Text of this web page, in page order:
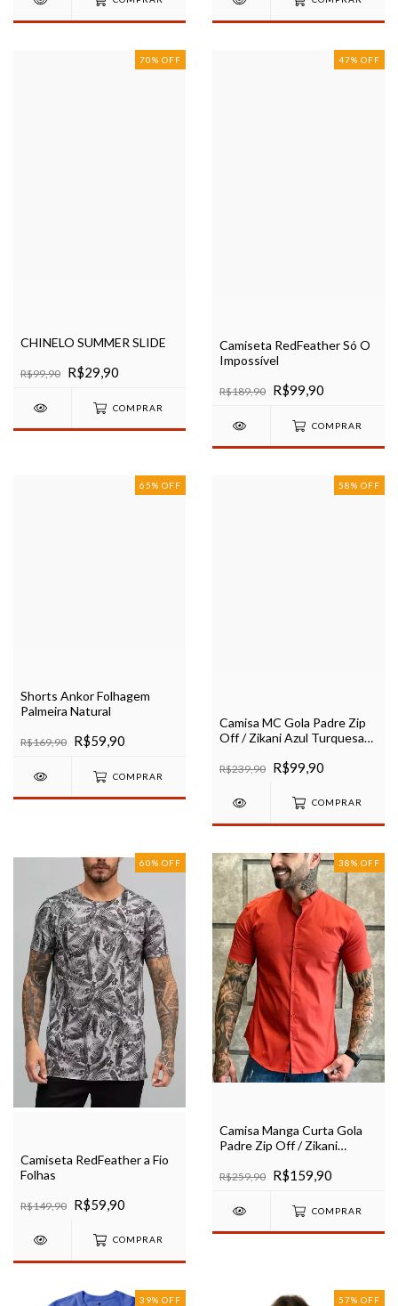
70% OFF
CHINELO SUMMER SLIDE
R$99,90 R$29,90
COMPRAR
47% OFF
Camiseta RedFeather Só O
Impossível
R$189,90 R$99,90
COMPRAR
65% OFF
Shorts Ankor Folhagem
Palmeira Natural
R$169,90 R$59,90
COMPRAR
58% OFF
Camisa MC Gola Padre Zip
Off / Zikani Azul Turquesa
R$239,90 R$99,90
COMPRAR
60% OFF
Camiseta RedFeather a Fio
Folhas
R$149,90 R$59,90
COMPRAR
38% OFF
Camisa Manga Curta Gola
Padre Zip Off / Zikani
Modelagem Slim
R$259,90 R$159,90
COMPRAR
39% OFF 57% OFF